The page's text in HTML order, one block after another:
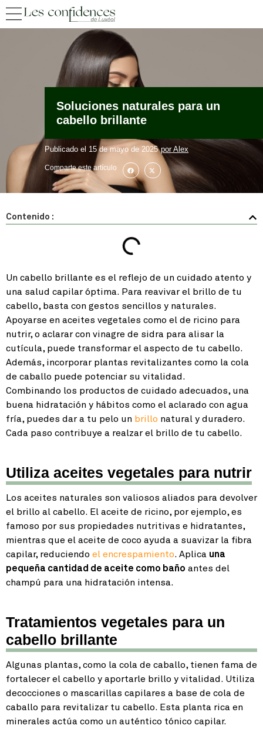
Soluciones naturales para un
cabello brillante
Publicado el 15 de mayo de 2025 porAlex
Comparte este artículo
Contenido :
Un cabello brillante es el reflejo de un cuidado atento y
una salud capilar óptima. Para reavivar el brillo de tu
cabello, basta con gestos sencillos y naturales.
Apoyarse en aceites vegetales como el de ricino para
nutrir, o aclarar con vinagre de sidra para alisar la
cutícula, puede transformar el aspecto de tu cabello.
Además, incorporar plantas revitalizantes como la cola
de caballo puede potenciar su vitalidad.
Combinando los productos de cuidado adecuados, una
buena hidratación y hábitos como el aclarado con agua
fría, puedes dar a tu pelo un brillo natural y duradero.
Cada paso contribuye a realzar el brillo de tu cabello.
Utiliza aceites vegetales para nutrir
Los aceites naturales son valiosos aliados para devolver
el brillo al cabello. El aceite de ricino, por ejemplo, es
famoso por sus propiedades nutritivas e hidratantes,
mientras que el aceite de coco ayuda a suavizar la fibra
capilar, reduciendo el encrespamiento. Aplica una
pequeña cantidad de aceite como baño antes del
champú para una hidratación intensa.
Tratamientos vegetales para un
cabello brillante
Algunas plantas, como la cola de caballo, tienen fama de
fortalecer el cabello y aportarle brillo y vitalidad. Utiliza
decocciones o mascarillas capilares a base de cola de
caballo para revitalizar tu cabello. Esta planta rica en
minerales actúa como un auténtico tónico capilar.